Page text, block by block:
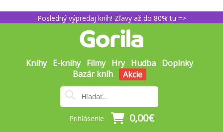
Posledný výpredaj kníh! Zľavy až do 80% tu =>
Knihy E-knihy Filmy Hry Hudba Doplnky
Bazár kníh
Akcie
Prihlásenie 0,00€